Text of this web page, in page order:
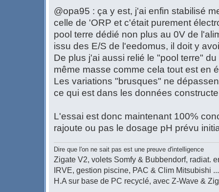
@opa95 : ça y est, j'ai enfin stabilisé
celle de 'ORP et c'était purement
pool terre dédié non plus au 0V de
issu des E/S de l'eedomus, il doit y
De plus j'ai aussi relié le "pool terre"
même masse comme cela tout est en
Les variations "brusques" ne
ce qui est dans les données
L'essai est donc maintenant 100%
rajoute ou pas le dosage pH prévu
Dire que l'on ne sait pas est une preuve d'intelligence
Zigate V2, volets Somfy & Bubbendorf, radiat.
IRVE, gestion piscine, PAC & Clim Mitsubishi ...
H.A sur base de PC recyclé, avec Z-Wave &